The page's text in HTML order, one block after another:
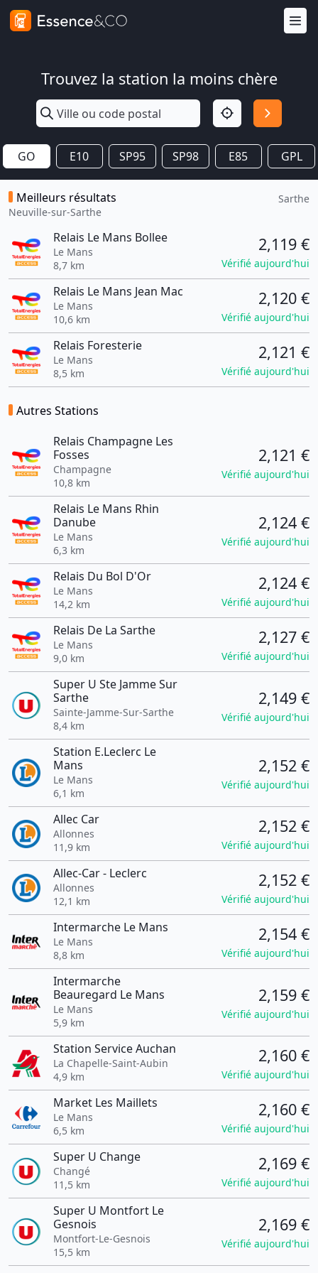
Trouvez la station la moins chère
GO E10 SP95 SP98 E85 GPL
Meilleurs résultats
Neuville-sur-Sarthe
Sarthe
Relais Le Mans Bollee
Le Mans
8,7 km
2,119 €
Vérifié aujourd'hui
Relais Le Mans Jean Mac
Le Mans
10,6 km
2,120 €
Vérifié aujourd'hui
Relais Foresterie
Le Mans
8,5 km
2,121 €
Vérifié aujourd'hui
Autres Stations
Relais Champagne Les
Fosses
Champagne
10,8 km
2,121 €
Vérifié aujourd'hui
Relais Le Mans Rhin
Danube
Le Mans
6,3 km
2,124 €
Vérifié aujourd'hui
Relais Du Bol D'Or
Le Mans
14,2 km
2,124 €
Vérifié aujourd'hui
Relais De La Sarthe
Le Mans
9,0 km
2,127 €
Vérifié aujourd'hui
Super U Ste Jamme Sur
Sarthe
Sainte-Jamme-Sur-Sarthe
8,4 km
2,149 €
Vérifié aujourd'hui
Station E.Leclerc Le
Mans
Le Mans
6,1 km
2,152 €
Vérifié aujourd'hui
Allec Car
Allonnes
11,9 km
2,152 €
Vérifié aujourd'hui
Allec-Car - Leclerc
Allonnes
12,1 km
2,152 €
Vérifié aujourd'hui
Intermarche Le Mans
Le Mans
8,8 km
2,154 €
Vérifié aujourd'hui
Intermarche
Beauregard Le Mans
Le Mans
5,9 km
2,159 €
Vérifié aujourd'hui
Station Service Auchan
La Chapelle-Saint-Aubin
4,9 km
2,160 €
Vérifié aujourd'hui
Market Les Maillets
Le Mans
6,5 km
2,160 €
Vérifié aujourd'hui
Super U Change
Changé
11,5 km
2,169 €
Vérifié aujourd'hui
Super U Montfort Le
Gesnois
Montfort-Le-Gesnois
15,5 km
2,169 €
Vérifié aujourd'hui